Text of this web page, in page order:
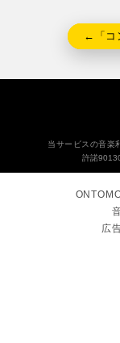
←「コ
当サービスの音楽
許諾
広